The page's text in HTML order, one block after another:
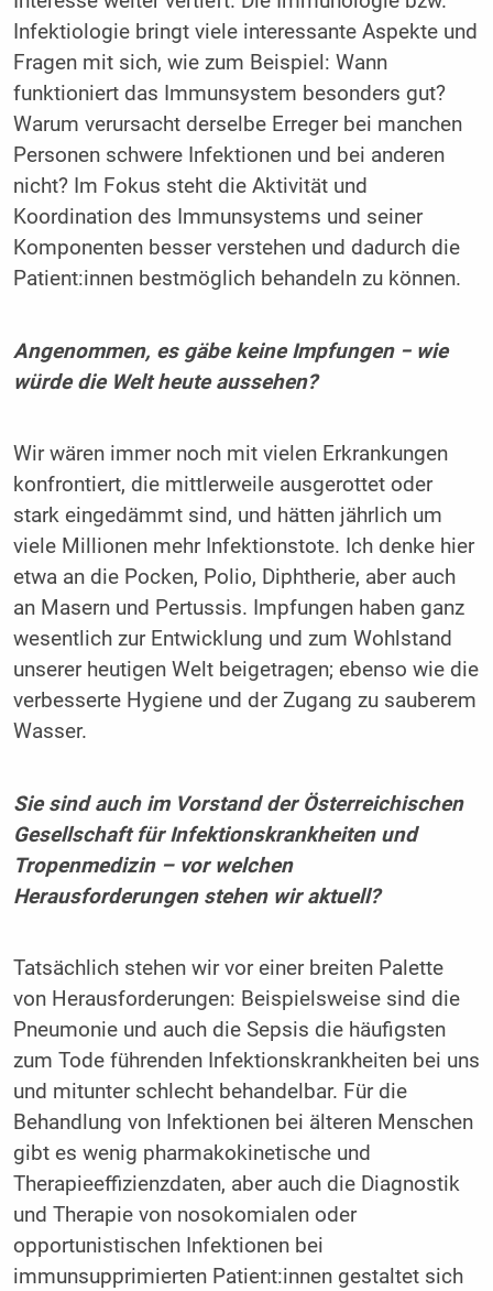
Infektiologie bringt viele interessante Aspekte und
Fragen mit sich, wie zum Beispiel: Wann
funktioniert das Immunsystem besonders gut?
Warum verursacht derselbe Erreger bei manchen
Personen schwere Infektionen und bei anderen
nicht? Im Fokus steht die Aktivität und
Koordination des Immunsystems und seiner
Komponenten besser verstehen und dadurch die
Patient:innen bestmöglich behandeln zu können.
Angenommen, es gäbe keine Impfungen − wie
würde die Welt heute aussehen?
Wir wären immer noch mit vielen Erkrankungen
konfrontiert, die mittlerweile ausgerottet oder
stark eingedämmt sind, und hätten jährlich um
viele Millionen mehr Infektionstote. Ich denke hier
etwa an die Pocken, Polio, Diphtherie, aber auch
an Masern und Pertussis. Impfungen haben ganz
wesentlich zur Entwicklung und zum Wohlstand
unserer heutigen Welt beigetragen; ebenso wie die
verbesserte Hygiene und der Zugang zu sauberem
Wasser.
Sie sind auch im Vorstand der Österreichischen
Gesellschaft für Infektionskrankheiten und
Tropenmedizin – vor welchen
Herausforderungen stehen wir aktuell?
Tatsächlich stehen wir vor einer breiten Palette
von Herausforderungen: Beispielsweise sind die
Pneumonie und auch die Sepsis die häufigsten
zum Tode führenden Infektionskrankheiten bei uns
und mitunter schlecht behandelbar. Für die
Behandlung von Infektionen bei älteren Menschen
gibt es wenig pharmakokinetische und
Therapieeffizienzdaten, aber auch die Diagnostik
und Therapie von nosokomialen oder
opportunistischen Infektionen bei
immunsupprimierten Patient:innen gestaltet sich